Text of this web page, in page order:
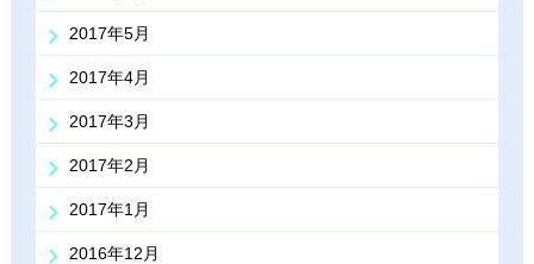
2017年5月
2017年4月
2017年3月
2017年2月
2017年1月
2016年12月